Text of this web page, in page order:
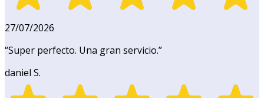
27/07/2026
“Super perfecto. Una gran servicio.”
daniel S.